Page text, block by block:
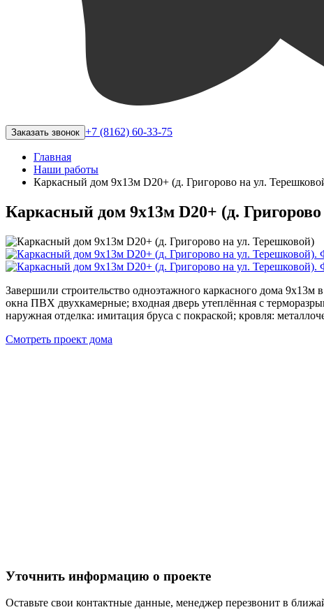
Заказать звонок +7 (8162) 60-33-75
Главная
Наши работы
Каркасный дом 9х13м D20+ (д. Григорово на ул.
Каркасный дом 9х13м D20+ (д.
Завершили строительство одноэтажного каркасного дома
окна ПВХ двухкамерные; входная дверь утеплённая с
наружная отделка: имитация бруса с покраской; кровля:
Смотреть проект дома
Уточнить информацию о проекте
Оставьте свои контактные данные, менеджер перезвонит в